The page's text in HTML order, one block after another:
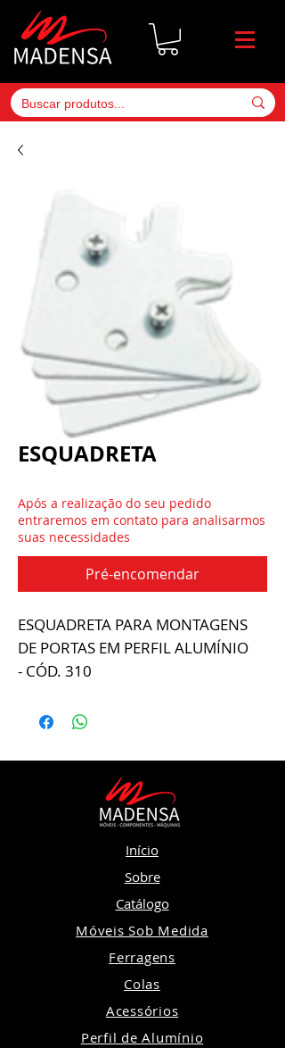
ESQUADRETA
Após a realização do seu pedido
entraremos em contato para analisarmos
suas necessidades
Pré-encomendar
ESQUADRETA PARA MONTAGENS
DE PORTAS EM PERFIL ALUMÍNIO
- CÓD. 310
Início
Sobre
Catálogo
Móveis Sob Medida
Ferragens
Colas
Acessórios
Perfil de Alumínio